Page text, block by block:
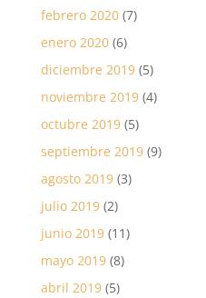
febrero 2020(7)
enero 2020(6)
diciembre 2019(5)
noviembre 2019(4)
octubre 2019(5)
septiembre 2019(9)
agosto 2019(3)
julio 2019(2)
junio 2019(11)
mayo 2019(8)
abril 2019(5)